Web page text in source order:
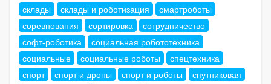
склады
склады и роботизация
смартроботы
соревнования
сортировка
сотрудничество
софт-роботика
социальная робототехника
социальные
социальные роботы
спецтехника
спорт
спорт и дроны спорт и роботы
спутниковая